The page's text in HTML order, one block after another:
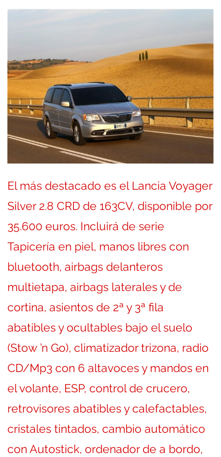
El más destacado es el Lancia Voyager
Silver 2.8 CRD de 163CV, disponible por
35.600 euros. Incluirá de serie
Tapicería en piel, manos libres con
bluetooth, airbags delanteros
multietapa, airbags laterales y de
cortina, asientos de 2ª y 3ª fila
abatibles y ocultables bajo el suelo
(Stow ’n Go), climatizador trizona, radio
CD/Mp3 con 6 altavoces y mandos en
el volante, ESP, control de crucero,
retrovisores abatibles y calefactables,
cristales tintados, cambio automático
con Autostick, ordenador de a bordo,